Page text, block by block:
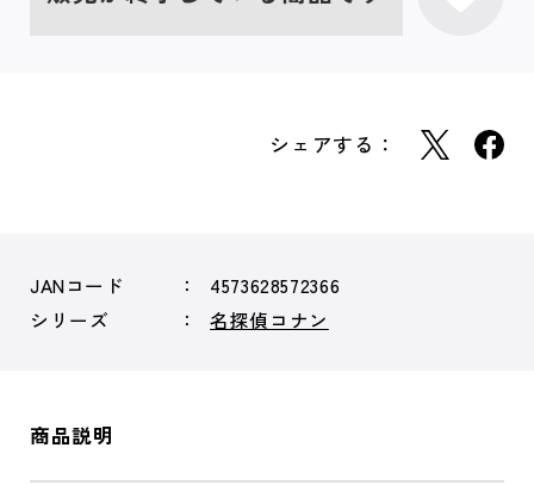
シェアする：
JANコード
4573628572366
シリーズ
名探偵コナン
商品説明